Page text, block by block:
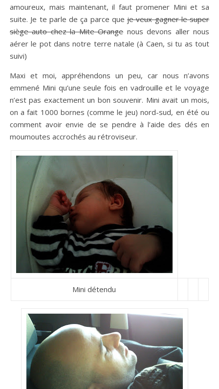
amoureux, mais maintenant, il faut promener Mini et sa
suite. Je te parle de ça parce que je veux gagner le super
siège auto chez la Mite Orangenous devons aller nous
aérer le pot dans notre terre natale (à Caen, si tu as tout
suivi)
Maxi et moi, appréhendons un peu, car nous n’avons
emmené Mini qu’une seule fois en vadrouille et le voyage
n’est pas exactement un bon souvenir. Mini avait un mois,
on a fait 1000 bornes (comme le jeu) nord-sud, en été ou
comment avoir envie de se pendre à l’aide des dés en
moumoutes accrochés au rétroviseur.
Mini détendu